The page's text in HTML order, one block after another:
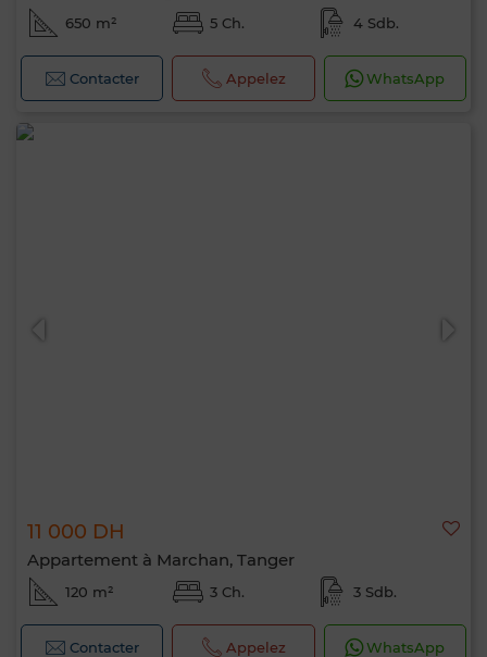
650 m² 5 Ch. 4 Sdb.
Contacter Appelez WhatsApp
11 000 DH
Appartement à Marchan, Tanger
120 m² 3 Ch. 3 Sdb.
Contacter Appelez WhatsApp